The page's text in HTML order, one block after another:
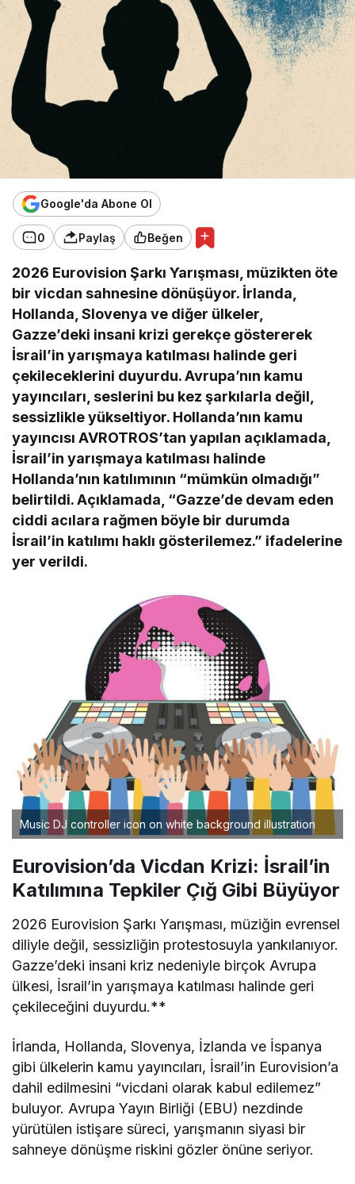
Google'da Abone Ol
0 Paylaş Beğen
2026 Eurovision Şarkı Yarışması, müzikten öte
bir vicdan sahnesine dönüşüyor. İrlanda,
Hollanda, Slovenya ve diğer ülkeler,
Gazze’deki insani krizi gerekçe göstererek
İsrail’in yarışmaya katılması halinde geri
çekileceklerini duyurdu. Avrupa’nın kamu
yayıncıları, seslerini bu kez şarkılarla değil,
sessizlikle yükseltiyor. Hollanda’nın kamu
yayıncısı AVROTROS’tan yapılan açıklamada,
İsrail’in yarışmaya katılması halinde
Hollanda’nın katılımının “mümkün olmadığı”
belirtildi. Açıklamada, “Gazze’de devam eden
ciddi acılara rağmen böyle bir durumda
İsrail’in katılımı haklı gösterilemez.” ifadelerine
yer verildi.
Music DJ controller icon on white background illustration
Eurovision’da Vicdan Krizi: İsrail’in
Katılımına Tepkiler Çığ Gibi Büyüyor
2026 Eurovision Şarkı Yarışması, müziğin evrensel
diliyle değil, sessizliğin protestosuyla yankılanıyor.
Gazze’deki insani kriz nedeniyle birçok Avrupa
ülkesi, İsrail’in yarışmaya katılması halinde geri
çekileceğini duyurdu.**
İrlanda, Hollanda, Slovenya, İzlanda ve İspanya
gibi ülkelerin kamu yayıncıları, İsrail’in Eurovision’a
dahil edilmesini “vicdani olarak kabul edilemez”
buluyor. Avrupa Yayın Birliği (EBU) nezdinde
yürütülen istişare süreci, yarışmanın siyasi bir
sahneye dönüşme riskini gözler önüne seriyor.